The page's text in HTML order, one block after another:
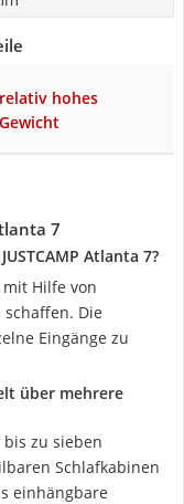
relativ hohes
Gewicht
7
Atlanta 7?
mit Hilfe von
Die
Eingänge zu
über mehrere
zu sieben
Schlafkabinen
einhängbare